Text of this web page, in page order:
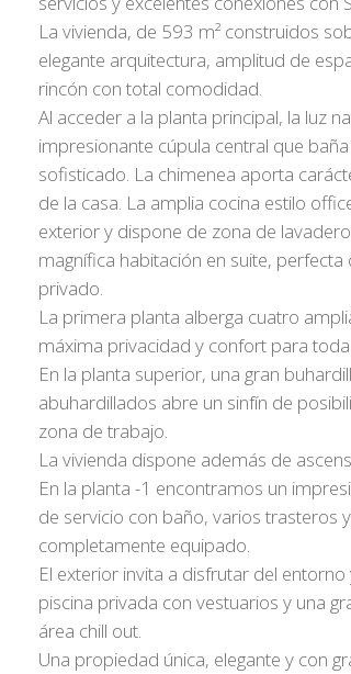
La vivienda, de 593 m² construidos
elegante arquitectura, amplitud de
rincón con total comodidad.
Al acceder a la planta principal, la luz
impresionante cúpula central que
sofisticado. La chimenea aporta
de la casa. La amplia cocina estilo
exterior y dispone de zona de
magnífica habitación en suite,
privado.
La primera planta alberga cuatro
máxima privacidad y confort para toda
En la planta superior, una gran
abuhardillados abre un sinfín de
zona de trabajo.
La vivienda dispone además de
En la planta -1 encontramos un
de servicio con baño, varios trasteros
completamente equipado.
El exterior invita a disfrutar del
piscina privada con vestuarios y una
área chill out.
Una propiedad única, elegante y con